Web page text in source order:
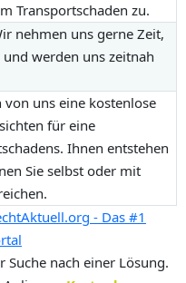
Transportschaden zu.
nehmen uns gerne Zeit,
werden uns zeitnah
von uns eine kostenlose
für eine
Ihnen entstehen
Sie selbst oder mit
Suche nach einer Lösung.